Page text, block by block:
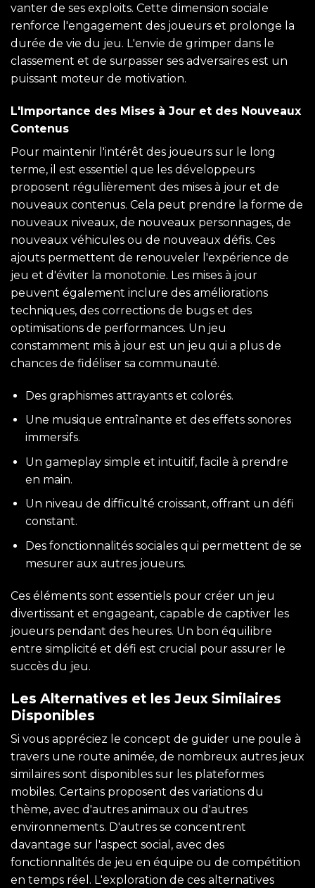
vanter de ses exploits. Cette dimension sociale
renforce l'engagement des joueurs et prolonge la
durée de vie du jeu. L'envie de grimper dans le
classement et de surpasser ses adversaires est un
puissant moteur de motivation.
L'Importance des Mises à Jour et des Nouveaux
Contenus
Pour maintenir l'intérêt des joueurs sur le long
terme, il est essentiel que les développeurs
proposent régulièrement des mises à jour et de
nouveaux contenus. Cela peut prendre la forme de
nouveaux niveaux, de nouveaux personnages, de
nouveaux véhicules ou de nouveaux défis. Ces
ajouts permettent de renouveler l'expérience de
jeu et d'éviter la monotonie. Les mises à jour
peuvent également inclure des améliorations
techniques, des corrections de bugs et des
optimisations de performances. Un jeu
constamment mis à jour est un jeu qui a plus de
chances de fidéliser sa communauté.
Des graphismes attrayants et colorés.
Une musique entraînante et des effets sonores
immersifs.
Un gameplay simple et intuitif, facile à prendre
en main.
Un niveau de difficulté croissant, offrant un défi
constant.
Des fonctionnalités sociales qui permettent de se
mesurer aux autres joueurs.
Ces éléments sont essentiels pour créer un jeu
divertissant et engageant, capable de captiver les
joueurs pendant des heures. Un bon équilibre
entre simplicité et défi est crucial pour assurer le
succès du jeu.
Les Alternatives et les Jeux Similaires
Disponibles
Si vous appréciez le concept de guider une poule à
travers une route animée, de nombreux autres jeux
similaires sont disponibles sur les plateformes
mobiles. Certains proposent des variations du
thème, avec d'autres animaux ou d'autres
environnements. D'autres se concentrent
davantage sur l'aspect social, avec des
fonctionnalités de jeu en équipe ou de compétition
en temps réel. L'exploration de ces alternatives